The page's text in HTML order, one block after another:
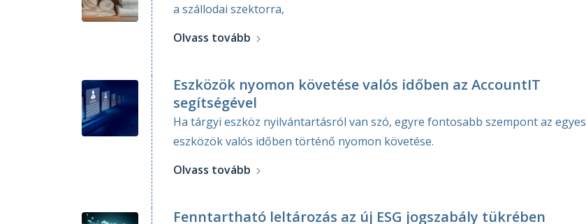
a szállodai szektorra,
Olvass tovább
Eszközök nyomon követése valós időben az AccountIT
segítségével
Ha tárgyi eszköz nyilvántartásról van szó, egyre fontosabb szempont az egyes
eszközök valós időben történő nyomon követése.
Olvass tovább
Fenntartható leltározás az új ESG jogszabály tükrében